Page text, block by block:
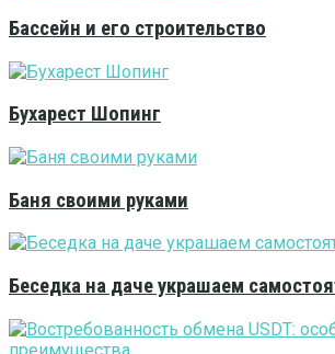
Бассейн и его строительство
Бухарест Шопинг
Баня своими руками
Беседка на даче украшаем